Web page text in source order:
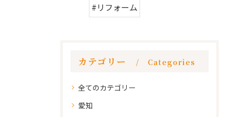
#リフォーム
カテゴリー Categories
全てのカテゴリー
愛知